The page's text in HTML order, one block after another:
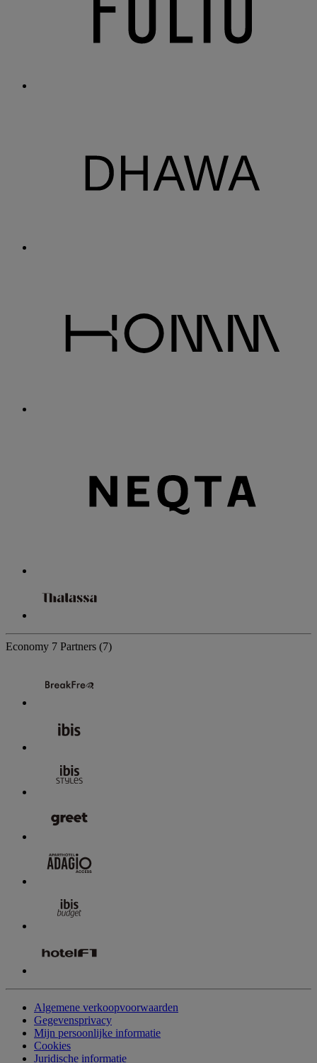
Economy 7 Partners (7)
Algemene verkoopvoorwaarden
Gegevensprivacy
Mijn persoonlijke informatie
Cookies
Juridische informatie